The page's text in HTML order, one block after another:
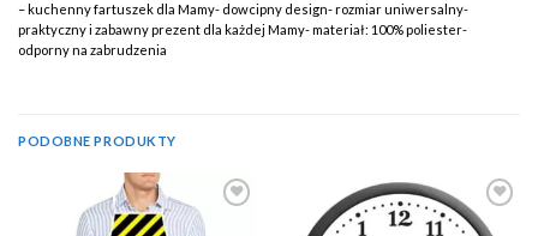
– kuchenny fartuszek dla Mamy- dowcipny design- rozmiar uniwersalny-
praktyczny i zabawny prezent dla każdej Mamy- materiał: 100% poliester-
odporny na zabrudzenia
PODOBNE PRODUKTY
Add to
Wishlist